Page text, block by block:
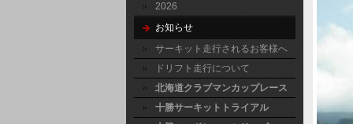
2026
お知らせ
サーキット走行されるお客様へ
ドリフト走行について
北海道クラブマンカップレース
十勝サーキットトライアル